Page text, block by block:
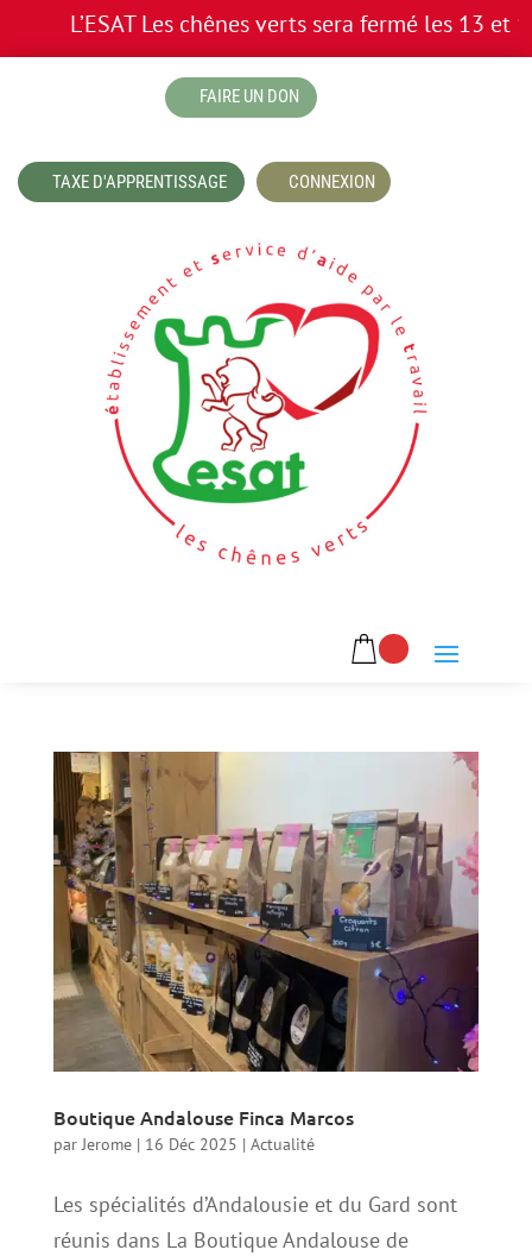
L’ESAT Les chênes verts sera fermé les 13 et
FAIRE UN DON
TAXE D'APPRENTISSAGE CONNEXION
Boutique Andalouse Finca Marcos
parJerome| 16 Déc 2025 | Actualité
Les spécialités d’Andalousie et du Gard sont
réunis dans La Boutique Andalouse de